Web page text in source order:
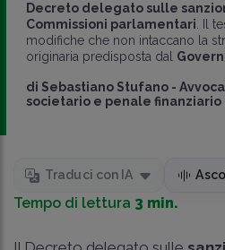
Decreto delegato sulle
Commissioni parlamentari . Il
modifiche che non intaccano la
originaria predisposta dal
di Sebastiano Stufano -
societario e penale finanziario
Traduci con IA
Tempo di lettura 3 min.